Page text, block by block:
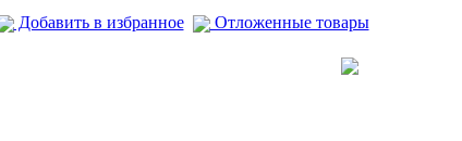
Добавить в избранное Отложенные товары